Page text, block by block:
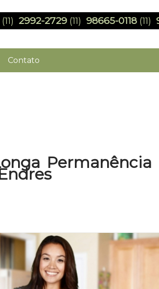
Contato
(11) 2992-2729 (11) 98665-0118 (11)
Permanência